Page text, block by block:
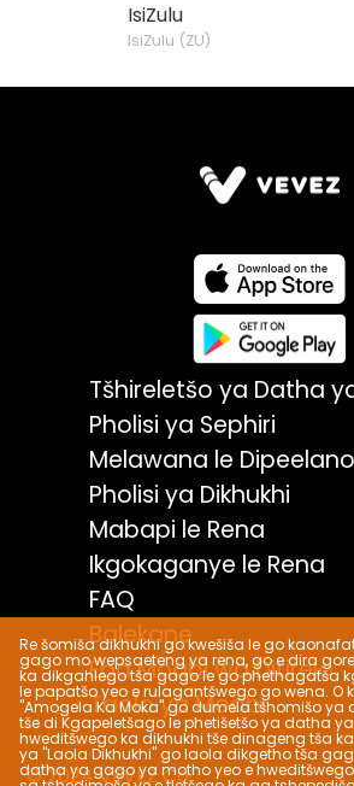
Re šomiša dikhukhi go kwešiša le go
gago mo wepsaeteng ya rena, go e dira
ka dikgahlego tša gago le go phethagatša
le papatšo yeo e rulagantšwego go wena. O
"Amogela Ka Moka" go dumela tšhomišo ya
tše di Kgapeletšago le phetišetšo ya datha
hweditšwego ka dikhukhi tše dinageng tša
ya "Laola Dikhukhi" go laola dikgetho tša
datha ya gago ya motho yeo e
IsiZulu
IsiZulu (ZU)
Tšhireletšo ya Datha
Pholisi ya Sephiri
Melawana le Dipeelano
Pholisi ya Dikhukhi
Mabapi le Rena
Ikgokaganye le Rena
FAQ
Balekane
Eba Moabi wa Ditirelo
Taolo ya Moabi
© 2024 VEVEZ Co.